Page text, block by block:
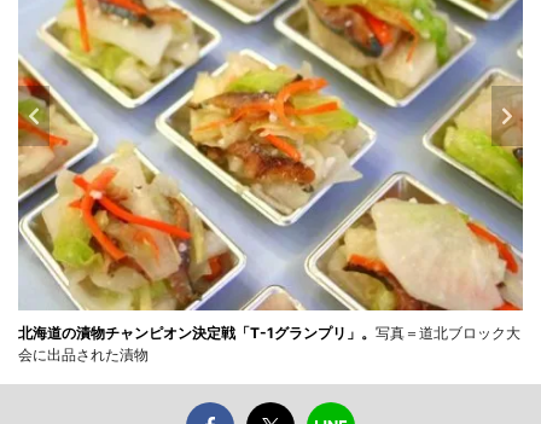
北海道の漬物チャンピオン決定戦「T-1グランプリ」。 写真＝道北ブロック大
会に出品された漬物